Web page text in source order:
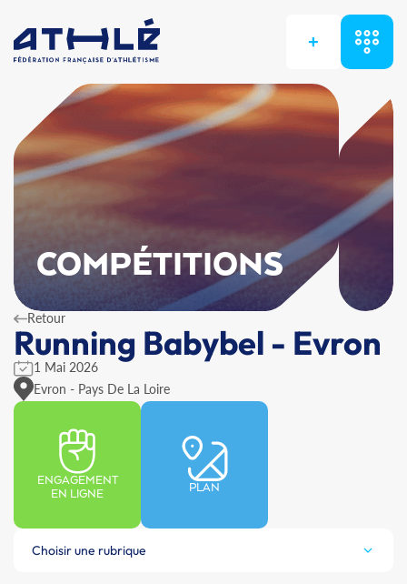
+
COMPÉTITIONS
Retour
Running Babybel - Evron
1 Mai 2026
Evron - Pays De La Loire
ENGAGEMENT
EN LIGNE
PLAN
Choisir une rubrique